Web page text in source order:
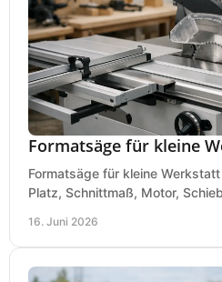
Formatsäge für kleine
Formatsäge für kleine
Platz, Schnittmaß, Motor,
16. Juni 2026